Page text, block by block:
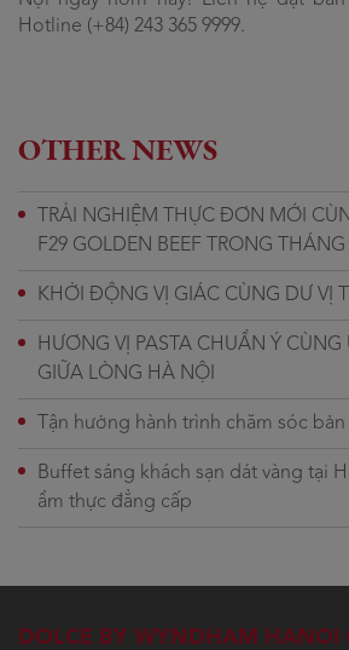
Hotline (+84) 243 365 9999.
OTHER NEWS
TRẢI NGHIỆM THỰC ĐƠN MỚI
F29 GOLDEN BEEF TRONG THÁNG
KHỞI ĐỘNG VỊ GIÁC CÙNG DƯ VỊ
HƯƠNG VỊ PASTA CHUẨN Ý
GIỮA LÒNG HÀ NỘI
Tận hưởng hành trình chăm sóc
Buffet sáng khách sạn dát vàng tại
ẩm thực đẳng cấp
DOLCE BY WYNDHAM HANOI